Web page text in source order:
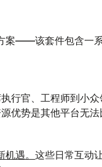
案——该套件包含一
行官、工程师到小
优势是其他平台无法
机遇。这些日常互动